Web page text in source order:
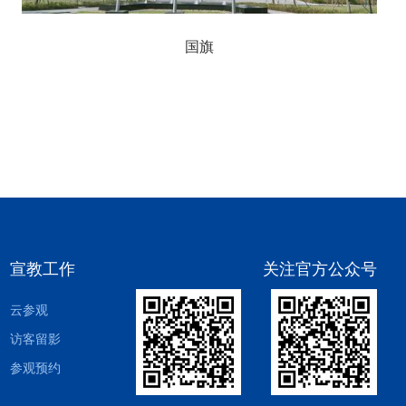
国旗
宣教工作
云参观
访客留影
参观预约
关注官方公众号